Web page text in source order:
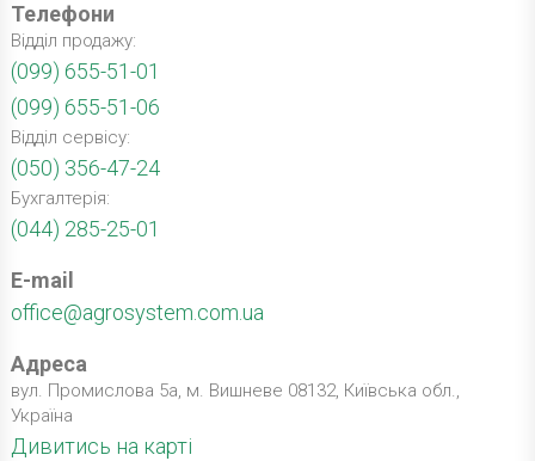
Телефони
Відділ продажу:
(099) 655-51-01
(099) 655-51-06
Відділ сервісу:
(050) 356-47-24
Бухгалтерія:
(044) 285-25-01
E-mail
office@agrosystem.com.ua
Адреса
вул. Промислова 5а, м. Вишневе 08132, Київська обл.,
Україна
Дивитись на карті